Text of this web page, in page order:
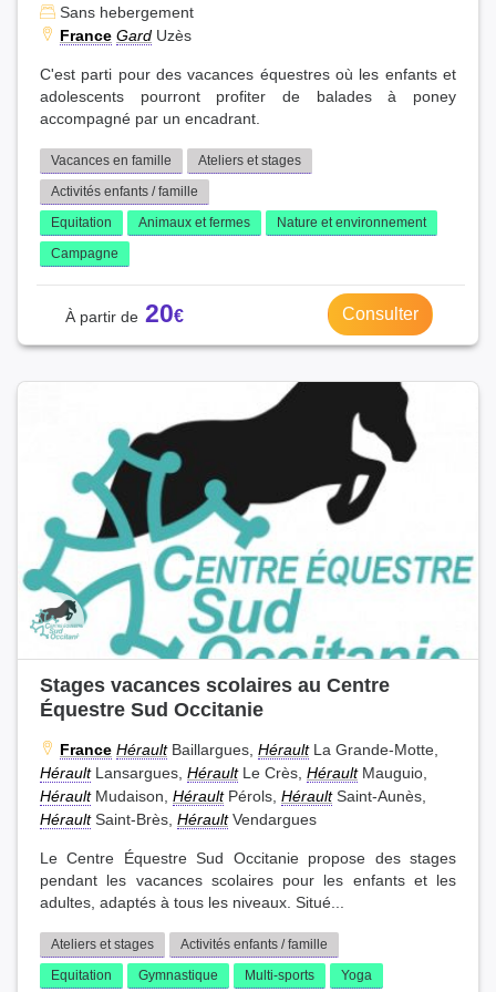
Saint-Just(4)
Saint-Martin-de-Londres(4)
Saint-Mathieu-de-Tréviers(2)
Sussargues(4)
Sète(4) Sérignan(1)
Teyran(5)
Thézan-lès-Béziers(4)
Vailhauquès(4)
Valras-Plage(1)
Vendargues(6) Vendres(1)
Vic-la-Gardiole(3)
Villeneuve-lès-Béziers(3)
Villeneuve-lès-Maguelone(3)
Villeveyrac(2)
Sans hebergement
France Gard Uzès
C'est parti pour des vacances équestres où les enfants et
adolescents pourront profiter de balades à poney
accompagné par un encadrant.
Vacances en famille
Ateliers et stages
Activités enfants / famille
Equitation
Animaux et fermes
Nature et environnement
Campagne
20 Consulter
Stages vacances scolaires au Centre
Équestre Sud Occitanie
France HéraultBaillargues, HéraultLa Grande-Motte,
HéraultLansargues, HéraultLe Crès, HéraultMauguio,
HéraultMudaison, HéraultPérols, HéraultSaint-Aunès,
HéraultSaint-Brès, HéraultVendargues
Le Centre Équestre Sud Occitanie propose des stages
pendant les vacances scolaires pour les enfants et les
adultes, adaptés à tous les niveaux. Situé...
Ateliers et stages
Activités enfants / famille
Equitation
Gymnastique Multi-sports Yoga